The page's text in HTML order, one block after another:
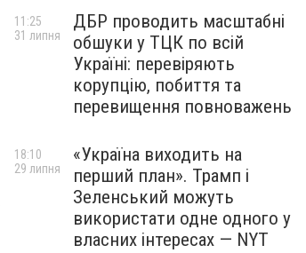
ДБР проводить масштабні
обшуки у ТЦК по всій
Україні: перевіряють
корупцію, побиття та
перевищення повноважень
11:25
31 липня
«Україна виходить на
перший план». Трамп і
Зеленський можуть
використати одне одного у
власних інтересах — NYT
18:10
29 липня